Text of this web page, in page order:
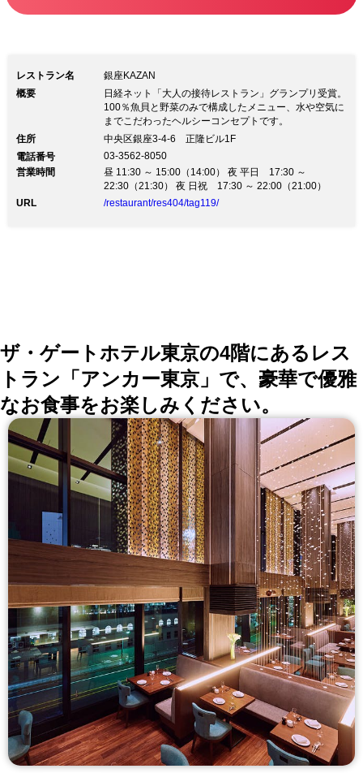
レストラン名
銀座KAZAN
概要
日経ネット「大人の接待レストラン」グランプリ受賞。
100％魚貝と野菜のみで構成したメニュー、水や空気に
までこだわったヘルシーコンセプトです。
住所
中央区銀座3-4-6 正隆ビル1F
電話番号
03-3562-8050
営業時間
昼 11:30 ～ 15:00（14:00） 夜 平日 17:30 ～
22:30（21:30） 夜 日祝 17:30 ～ 22:00（21:00）
URL
/restaurant/res404/tag119/
ザ・ゲートホテル東京の4階にあるレス
トラン「アンカー東京」で、豪華で優雅
なお食事をお楽しみください。